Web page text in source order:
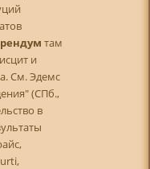
там
и
См. Эдемс
(СПб.,
в